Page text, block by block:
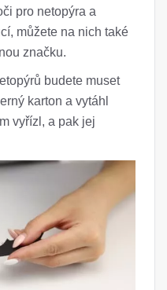
pro netopýra a
můžete na nich také
značku.
budete muset
karton a vytáhl
vyřízl, a pak jej